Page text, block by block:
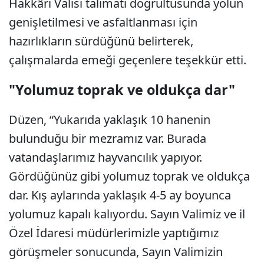
Hakkâri Valisi talimatı doğrultusunda yolun
genişletilmesi ve asfaltlanması için
hazırlıkların sürdüğünü belirterek,
çalışmalarda emeği geçenlere teşekkür etti.
"Yolumuz toprak ve oldukça dar"
Düzen, “Yukarıda yaklaşık 10 hanenin
bulunduğu bir mezramız var. Burada
vatandaşlarımız hayvancılık yapıyor.
Gördüğünüz gibi yolumuz toprak ve oldukça
dar. Kış aylarında yaklaşık 4-5 ay boyunca
yolumuz kapalı kalıyordu. Sayın Valimiz ve il
Özel İdaresi müdürlerimizle yaptığımız
görüşmeler sonucunda, Sayın Valimizin